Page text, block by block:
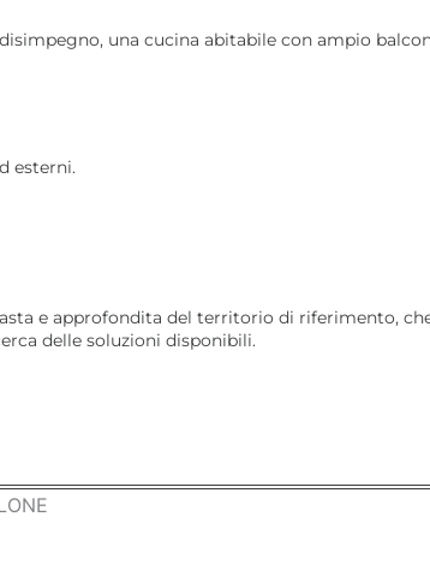
una cucina abitabile con ampio
esterni.
e approfondita del territorio di riferimento,
delle soluzioni disponibili.